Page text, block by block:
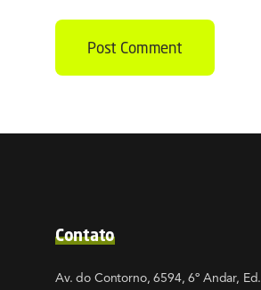
Contato
Av. do Contorno, 6594, 6º Andar, Ed.